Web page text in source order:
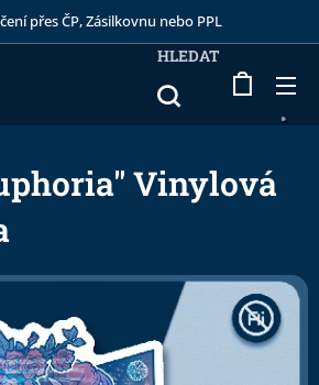
přes ČP, Zásilkovnu nebo PPL
HLEDAT
Vinylová